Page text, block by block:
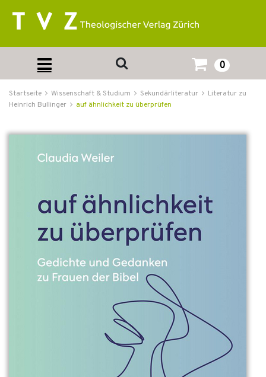
0
Startseite Wissenschaft & Studium Sekundärliteratur
Literatur zu
Heinrich Bullinger
auf ähnlichkeit zu überprüfen